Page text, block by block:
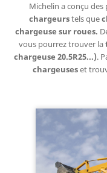
Michelin a conçu
chargeurstels que
chargeuse sur roues.
vous pourrez trouver la
chargeuse 20.5R25...).
chargeuseset